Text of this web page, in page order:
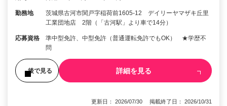
勤務地
茨城県古河市関戸字稲荷前1605-12 デイリーヤマザキ丘里
工業団地店 2階（「古河駅」より車で14分）
応募資格
準中型免許、中型免許（普通運転免許でもOK） ★学歴不
問
後で見る 詳細を見る
更新日： 2026/07/30 掲載終了日： 2026/10/31